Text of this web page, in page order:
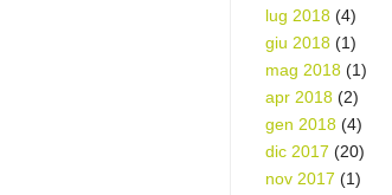
lug 2018 (4)
giu 2018 (1)
mag 2018 (1)
apr 2018 (2)
gen 2018 (4)
dic 2017 (20)
nov 2017 (1)